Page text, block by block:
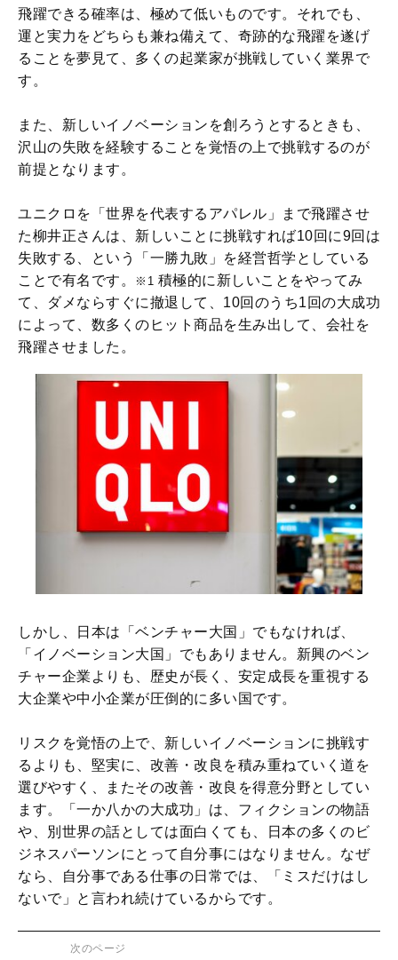
飛躍できる確率は、極めて低いものです。それでも、
運と実力をどちらも兼ね備えて、奇跡的な飛躍を遂げ
ることを夢見て、多くの起業家が挑戦していく業界で
す。
また、新しいイノベーションを創ろうとするときも、
沢山の失敗を経験することを覚悟の上で挑戦するのが
前提となります。
ユニクロを「世界を代表するアパレル」まで飛躍させ
た柳井正さんは、新しいことに挑戦すれば10回に9回は
失敗する、という「一勝九敗」を経営哲学としている
ことで有名です。
※1 積極的に新しいことをやってみ
て、ダメならすぐに撤退して、10回のうち1回の大成功
によって、数多くのヒット商品を生み出して、会社を
飛躍させました。
しかし、日本は「ベンチャー大国」でもなければ、
「イノベーション大国」でもありません。新興のベン
チャー企業よりも、歴史が長く、安定成長を重視する
大企業や中小企業が圧倒的に多い国です。
リスクを覚悟の上で、新しいイノベーションに挑戦す
るよりも、堅実に、改善・改良を積み重ねていく道を
選びやすく、またその改善・改良を得意分野としてい
ます。「一か八かの大成功」は、フィクションの物語
や、別世界の話としては面白くても、日本の多くのビ
ジネスパーソンにとって自分事にはなりません。なぜ
なら、自分事である仕事の日常では、「ミスだけはし
ないで」と言われ続けているからです。
次のページ